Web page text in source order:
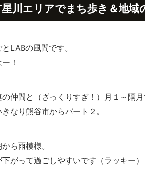
川エリアでまち歩き＆地域
LABの風間です。
！
仲間と（ざっくりすぎ！）月１～隔
なり熊谷市からパート２。
ら雨模様。
がって過ごしやすいです（ラッキー）